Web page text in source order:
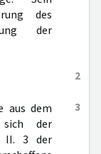
des
der
2
3
aus dem
der
II. 3 der